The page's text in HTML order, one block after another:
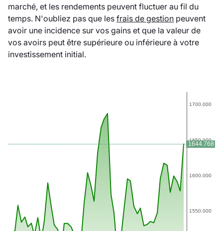
marché, et les rendements peuvent fluctuer au fil du
temps. N'oubliez pas que les frais de gestion peuvent
avoir une incidence sur vos gains et que la valeur de
vos avoirs peut être supérieure ou inférieure à votre
investissement initial.